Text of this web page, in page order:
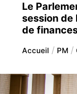
Le
session de
de
Accueil PM